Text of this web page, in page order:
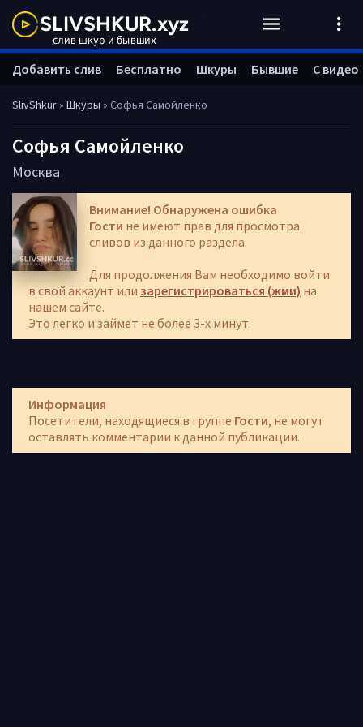
SlivShkur» Шкуры » Софья Самойленко
Софья Самойленко
Москва
Внимание! Обнаружена ошибка
Гости не имеют прав для просмотра
сливов из данного раздела.
Для продолжения Вам необходимо войти
в свой аккаунт или зарегистрироваться (жми) на
нашем сайте.
Это легко и займет не более 3-х минут.
Информация
Посетители, находящиеся в группе Гости, не могут
оставлять комментарии к данной публикации.
Добавить слив Бесплатно Шкуры Бывшие С видео